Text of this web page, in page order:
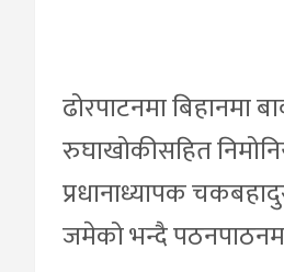
ढोरपाटनमा बिहानमा
रुघाखोकीसहित
प्रधानाध्यापक
जमेको भन्दै